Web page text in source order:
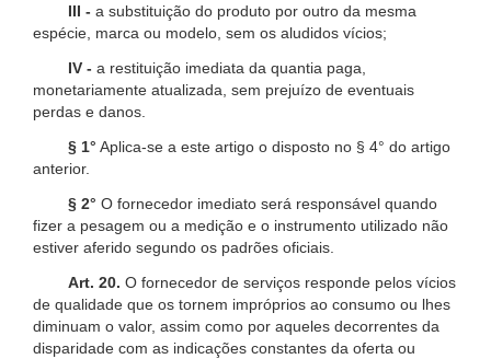
III - a substituição do produto por outro da mesma
espécie, marca ou modelo, sem os aludidos vícios;
IV - a restituição imediata da quantia paga,
monetariamente atualizada, sem prejuízo de eventuais
perdas e danos.
§ 1° Aplica-se a este artigo o disposto no § 4° do artigo
anterior.
§ 2° O fornecedor imediato será responsável quando
fizer a pesagem ou a medição e o instrumento utilizado não
estiver aferido segundo os padrões oficiais.
Art. 20. O fornecedor de serviços responde pelos vícios
de qualidade que os tornem impróprios ao consumo ou lhes
diminuam o valor, assim como por aqueles decorrentes da
disparidade com as indicações constantes da oferta ou